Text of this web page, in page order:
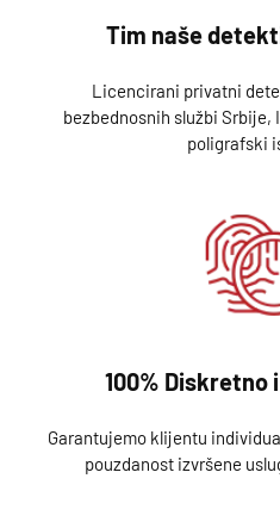
Tim naše
Licencirani privatni
bezbednosnih službi
poligrafski
100% Diskretno
Garantujemo klijentu
pouzdanost izvršene